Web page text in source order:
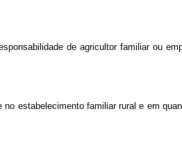
de agricultor familiar ou
estabelecimento familiar rural e em